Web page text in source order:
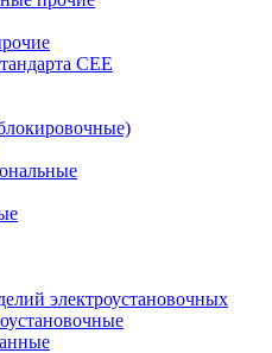
CEE
электроустановочных